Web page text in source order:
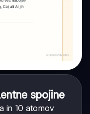
spojine
in 10 atomov